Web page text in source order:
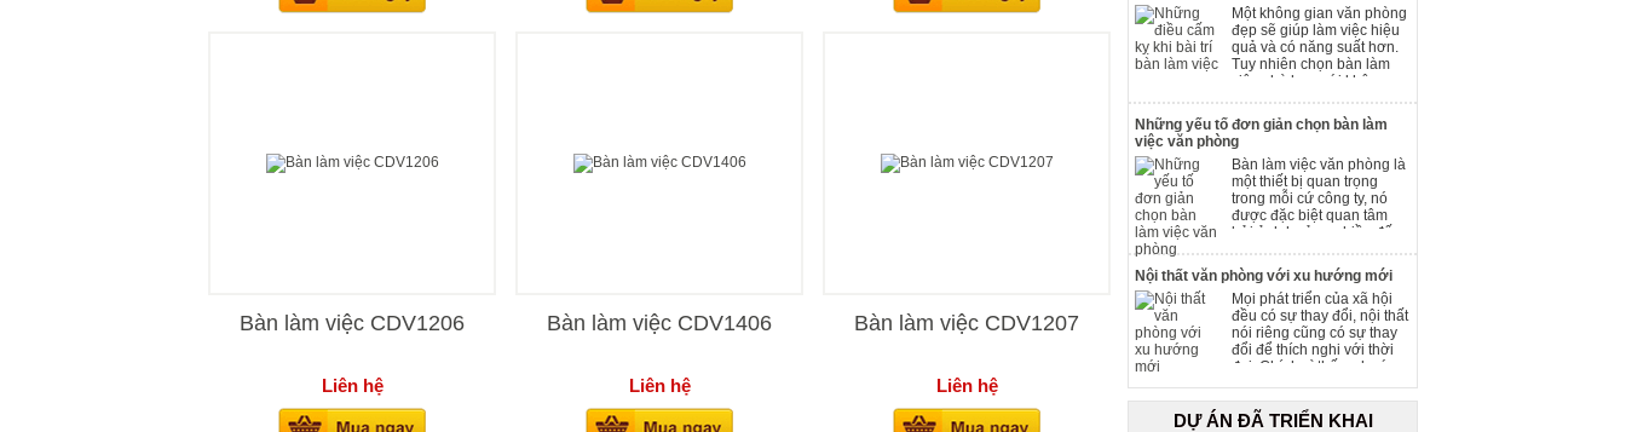
Bàn làm việc CDV1206
Liên hệ
Bàn làm việc CDV1406
Liên hệ
Bàn làm việc CDV1207
Liên hệ
Một không gian văn phòng
đẹp sẽ giúp làm việc hiệu
quả và có năng suất hơn.
Tuy nhiên chọn bàn làm
việc phù hợp với không
gian và sắp xếp một cách
hợp lý là sự lựa chọn
không hề dễ dàng.
Những yếu tố đơn giản chọn bàn làm
việc văn phòng
Bàn làm việc văn phòng là
một thiết bị quan trọng
trong mỗi cứ công ty, nó
được đặc biệt quan tâm
bởi ảnh hưởng nhiều đến
chất lượng công việc của
mỗi người. Vì thế việc chọn
lựa những chiếc bàn cho
văn phòng làm việc là việc
quan trọng hơn cả và phụ
thuộc vào nhiều yếu tố.
Nội thất văn phòng với xu hướng mới
Mọi phát triển của xã hội
đều có sự thay đổi, nội thất
nói riêng cũng có sự thay
đổi để thích nghi với thời
đại. Chính vì thế xu hướng
nội thất văn phòng luôn có
sự dịch chuyển liên tục,
đem đến làn gió mới cho
DỰ ÁN ĐÃ TRIỂN KHAI